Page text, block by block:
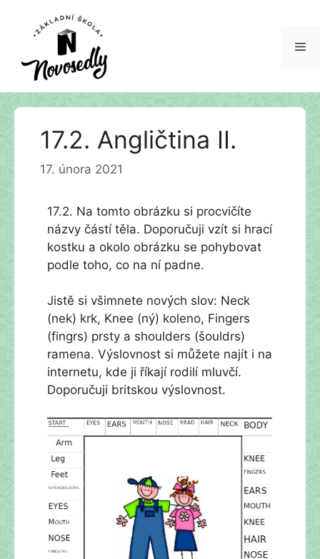
Přeskočit
17.2. Angličtina II.
17. února 2021
17.2. Na tomto obrázku si procvičíte
názvy částí těla. Doporučuji vzít si hrací
kostku a okolo obrázku se pohybovat
podle toho, co na ní padne.
Jistě si všimnete nových slov: Neck
(nek) krk, Knee (ný) koleno, Fingers
(fingrs) prsty a shoulders (šouldrs)
ramena. Výslovnost si můžete najít i na
internetu, kde ji říkají rodilí mluvčí.
Doporučuji britskou výslovnost.